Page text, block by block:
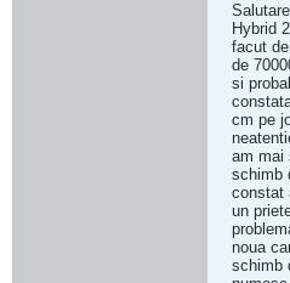
Hybrid
facut
de
si
cm pe
am mai
schimb
constat
un
noua
schimb